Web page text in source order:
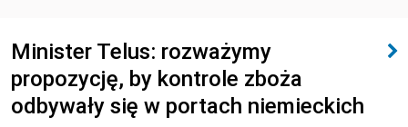
Minister Telus: rozważymy
propozycję, by kontrole zboża
odbywały się w portach niemieckich